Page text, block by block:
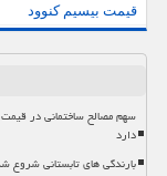
قیمت بیسیم کنوود
سهم مصالح ساختمانی در
دارد
بارندگی های تابستانی شروع شد